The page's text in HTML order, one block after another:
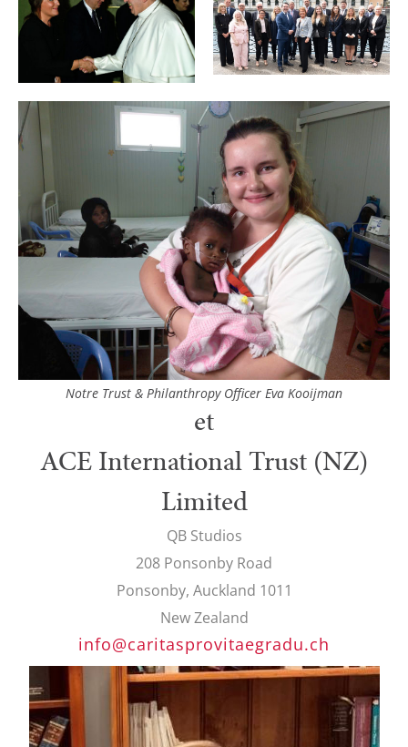
Notre Trust & Philanthropy Officer Eva Kooijman
et
ACE International Trust (NZ)
Limited
QB Studios
208 Ponsonby Road
Ponsonby, Auckland 1011
New Zealand
info@caritasprovitaegradu.ch